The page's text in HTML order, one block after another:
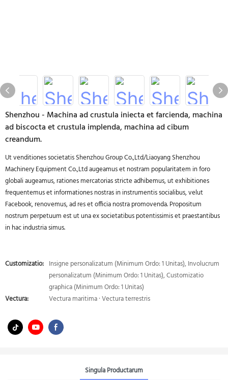
Shenzhou - Machina ad crustula iniecta et farcienda, machina
ad biscocta et crustula implenda, machina ad cibum
creandum.
Ut venditiones societatis Shenzhou Group Co.,Ltd/Liaoyang Shenzhou
Machinery Equipment Co.,Ltd augeamus et nostram popularitatem in foro
globali augeamus, rationes mercatorias stricte adhibemus, ut exhibitiones
frequentemus et informationes nostras in instrumentis socialibus, velut
Facebook, renovemus, ad res et officia nostra promovenda. Propositum
nostrum perpetuum est ut una ex societatibus potentissimis et praestantibus
in hac industria simus.
Customizatio: Insigne personalizatum (Minimum Ordo: 1 Unitas), Involucrum
personalizatum (Minimum Ordo: 1 Unitas), Customizatio
graphica (Minimum Ordo: 1 Unitas)
Vectura:
Vectura maritima · Vectura terrestris
Singula Productarum